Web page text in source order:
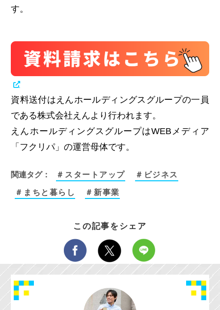
す。
資料送付はえんホールディングスグループの一員
である株式会社えんより行われます。
えんホールディングスグループはWEBメディア
「フクリパ」の運営母体です。
関連タグ： ＃スタートアップ ＃ビジネス
＃まちと暮らし ＃新事業
この記事をシェア